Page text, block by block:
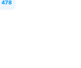
478